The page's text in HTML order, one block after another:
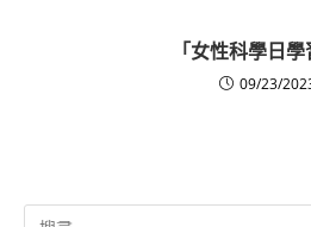
「女性科學日學
09/23/
Search